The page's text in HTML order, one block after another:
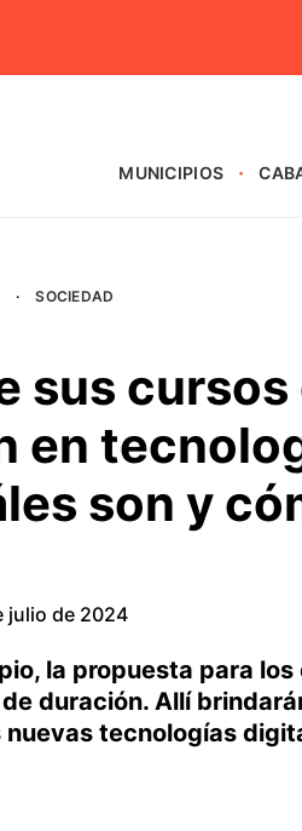
MUNICIPIOS
· SOCIEDAD
sus cursos
en
son y
julio de 2024
la propuesta para
duración. Allí
nuevas tecnologías